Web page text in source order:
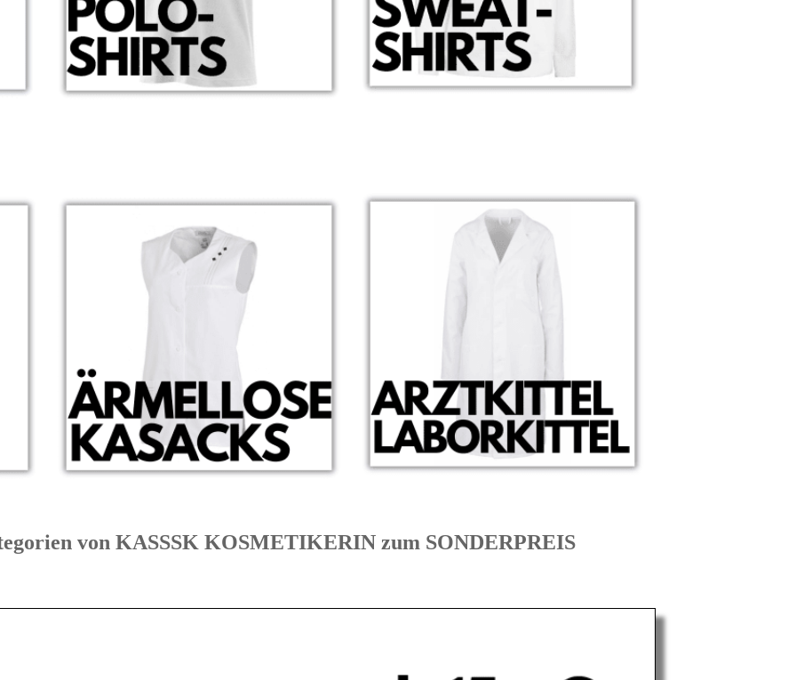
von KASSSK KOSMETIKERIN zum SONDERPREIS